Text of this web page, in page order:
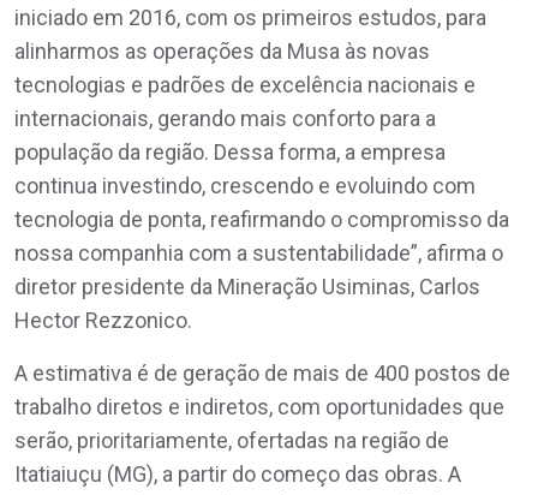
iniciado em 2016, com os primeiros estudos, para
alinharmos as operações da Musa às novas
tecnologias e padrões de excelência nacionais e
internacionais, gerando mais conforto para a
população da região. Dessa forma, a empresa
continua investindo, crescendo e evoluindo com
tecnologia de ponta, reafirmando o compromisso da
nossa companhia com a sustentabilidade”, afirma o
diretor presidente da Mineração Usiminas, Carlos
Hector Rezzonico.
A estimativa é de geração de mais de 400 postos de
trabalho diretos e indiretos, com oportunidades que
serão, prioritariamente, ofertadas na região de
Itatiaiuçu (MG), a partir do começo das obras. A